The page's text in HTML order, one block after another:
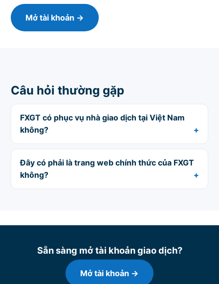
Mở tài khoản →
Câu hỏi thường gặp
FXGT có phục vụ nhà giao dịch tại Việt Nam
không?
Đây có phải là trang web chính thức của FXGT
không?
Sẵn sàng mở tài khoản giao dịch?
Mở tài khoản →